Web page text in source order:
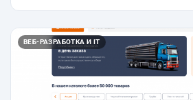
ВЕБ-РАЗРАБОТКА И IT